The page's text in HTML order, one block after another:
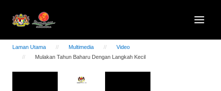
Laman Utama Multimedia
Video
Mulakan Tahun Baharu Dengan Langkah Kecil